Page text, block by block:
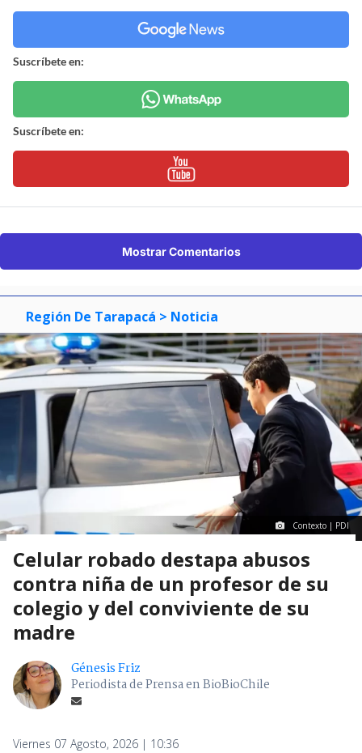
Suscríbete en:
Suscríbete en:
Mostrar Comentarios
Región De Tarapacá > Noticia
Contexto | PDI
Celular robado destapa abusos
contra niña de un profesor de su
colegio y del conviviente de su
madre
Génesis Friz
Periodista de Prensa en BioBioChile
Viernes 07 Agosto, 2026 | 10:36